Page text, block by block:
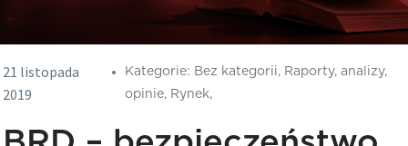
21 listopada
2019
Kategorie: Bez kategorii, Raporty, analizy,
opinie, Rynek,